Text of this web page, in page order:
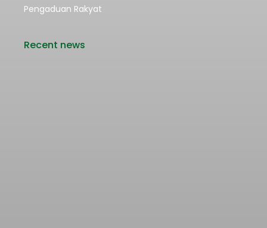
Pengaduan Rakyat
Recent news